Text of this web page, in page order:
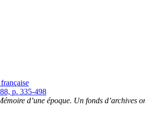
p. 335-498
d’une époque. Un fonds d’archives